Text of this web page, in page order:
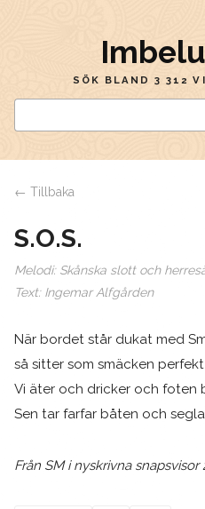
SÖK BLAND 3 312
← Tillbaka
S.O.S.
Melodi: Skånska slott och
Text: Ingemar Alfgården
När bordet står dukat med
så sitter som smäcken perfekt
Vi äter och dricker och foten
Sen tar farfar båten och
Från SM i nyskrivna snapsvisor